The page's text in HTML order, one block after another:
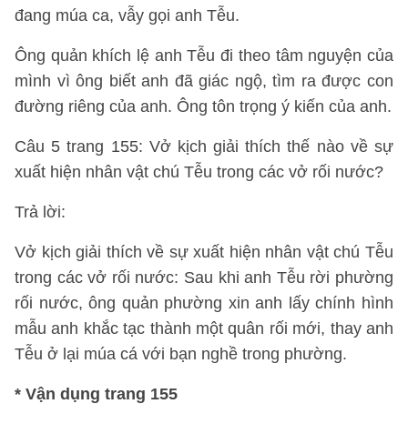
đang múa ca, vẫy gọi anh Tễu.
Ông quản khích lệ anh Tễu đi theo tâm nguyện của
mình vì ông biết anh đã giác ngộ, tìm ra được con
đường riêng của anh. Ông tôn trọng ý kiến của anh.
Câu 5 trang 155: Vở kịch giải thích thế nào về sự
xuất hiện nhân vật chú Tễu trong các vở rối nước?
Trả lời:
Vở kịch giải thích về sự xuất hiện nhân vật chú Tễu
trong các vở rối nước: Sau khi anh Tễu rời phường
rối nước, ông quản phường xin anh lấy chính hình
mẫu anh khắc tạc thành một quân rối mới, thay anh
Tễu ở lại múa cá với bạn nghề trong phường.
* Vận dụng trang 155